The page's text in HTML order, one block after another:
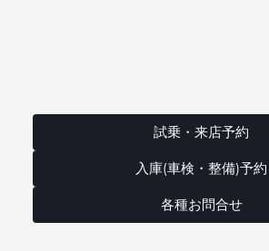
試乗・来店予約
入庫(車検・整備)予約
各種お問合せ